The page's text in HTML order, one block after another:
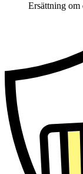
Ersättning om